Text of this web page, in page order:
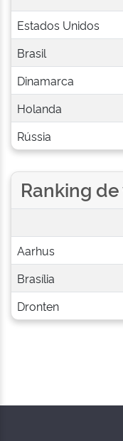
Estados Unidos
Brasil
Dinamarca
Holanda
Rússia
Ranking
Aarhus
Brasília
Dronten